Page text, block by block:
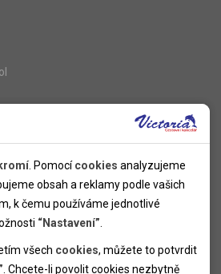
. Pomocícookies analyzujeme
obsah a reklamy podle vašich
k čemu používáme jednotlivé
“Nastavení”
všech cookies, můžete to potvrdit
. Chcete-li povolit cookies nezbytně
aby byla webová stránka použitelná
funkce jako navigace stránky a
sekcím webové stránky. Webová
fungovat bez těchto cookies.